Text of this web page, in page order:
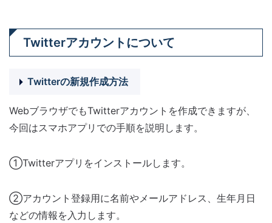
Twitterアカウントについて
Twitterの新規作成方法
WebブラウザでもTwitterアカウントを作成できますが、
今回はスマホアプリでの手順を説明します。
①Twitterアプリをインストールします。
②アカウント登録用に名前やメールアドレス、生年月日
などの情報を入力します。